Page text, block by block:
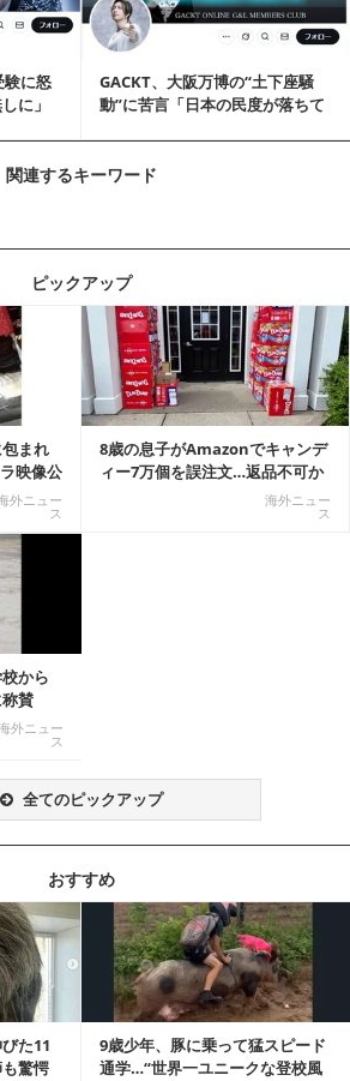
験に怒
に」
GACKT、大阪万博の“土下座騒
動”に苦言「日本の民度が落ちて
関連するキーワード
ピックアップ
まれ
映像公
外ニュー
ス
8歳の息子がAmazonでキャンデ
ィー7万個を誤注文…返品不可か
海外ニュー
ス
事を読む
から
賛
外ニュー
ス
全てのピックアップ
おすすめ
た11
驚愕
9歳少年、豚に乗って猛スピード
通学…“世界一ユニークな登校風
事を読む